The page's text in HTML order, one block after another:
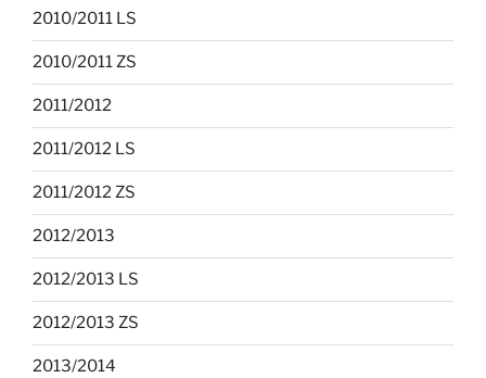
2010/2011 LS
2010/2011 ZS
2011/2012
2011/2012 LS
2011/2012 ZS
2012/2013
2012/2013 LS
2012/2013 ZS
2013/2014